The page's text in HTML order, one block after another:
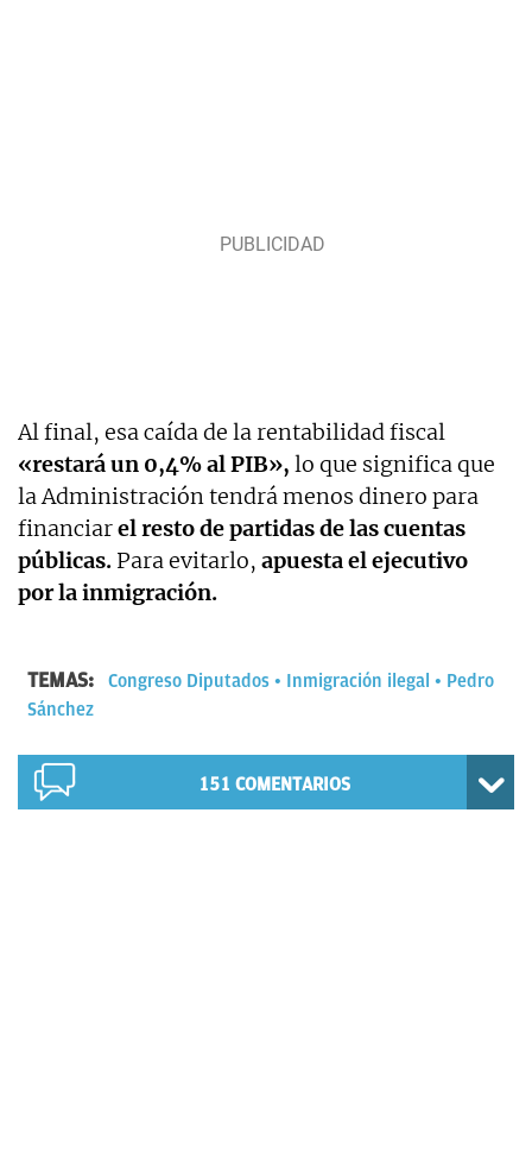
Al final, esa caída de la rentabilidad fiscal
«restará un 0,4% al PIB», lo que significa que
la Administración tendrá menos dinero para
financiarel resto de partidas de las cuentas
públicas. Para evitarlo, apuesta el ejecutivo
porla inmigración.
TEMAS: Congreso Diputados Inmigración ilegal
Pedro
Sánchez
151 COMENTARIOS